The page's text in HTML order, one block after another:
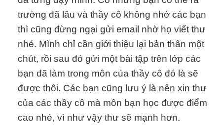
trường đã lâu và thầy cô không nhớ các bạn
thì cũng đừng ngại gửi email nhờ họ viết thư
nhé. Mình chỉ cần giới thiệu lại bản thân một
chút, rồi sau đó gửi một bài tập trên lớp các
bạn đã làm trong môn của thầy cô đó là sẽ
được thôi. Các bạn cũng lưu ý là nên xin thư
của các thầy cô mà môn bạn học được điểm
cao nhé, vì như vậy thư sẽ mạnh hơn.